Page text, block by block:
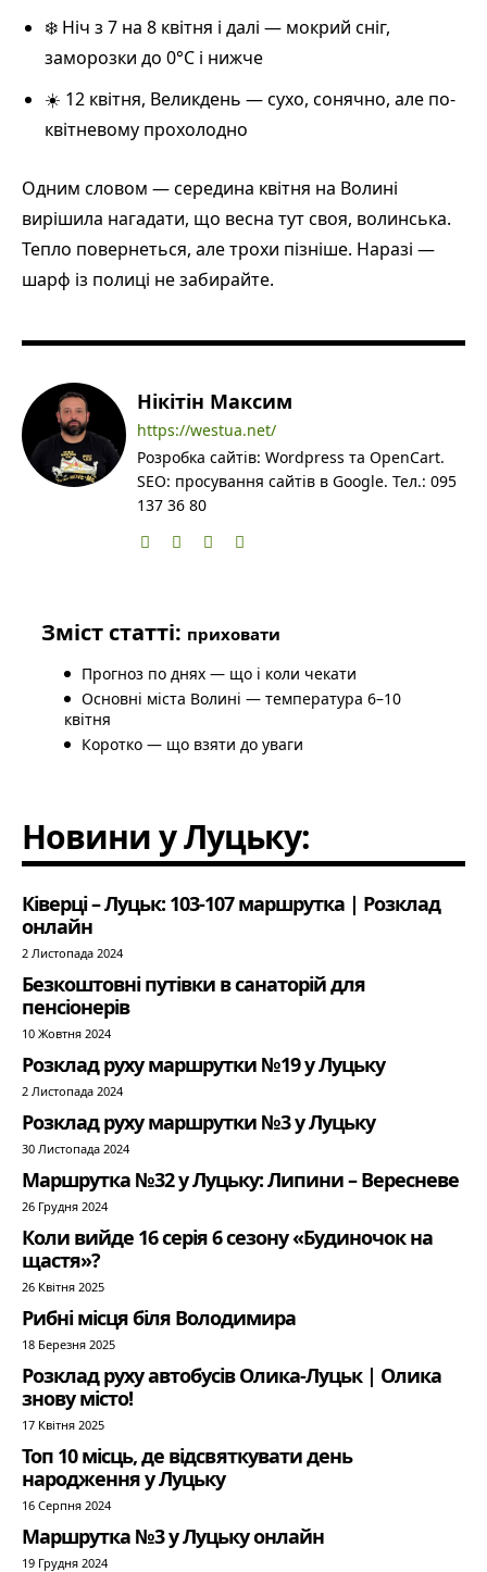
❄️ Ніч з 7 на 8 квітня і далі — мокрий сніг,
заморозки до 0°С і нижче
☀️ 12 квітня, Великдень — сухо, сонячно, але по-
квітневому прохолодно
Одним словом — середина квітня на Волині
вирішила нагадати, що весна тут своя, волинська.
Тепло повернеться, але трохи пізніше. Наразі —
шарф із полиці не забирайте.
Нікітін Максим
https://westua.net/
Розробка сайтів: Wordpress та OpenCart.
SEO: просування сайтів в Google. Тел.: 095
137 36 80
Зміст статті: приховати
Прогноз по днях — що і коли чекати
Основні міста Волині — температура 6–10
квітня
Коротко — що взяти до уваги
Новини у Луцьку:
Ківерці – Луцьк: 103-107 маршрутка | Розклад
онлайн
2 Листопада 2024
Безкоштовні путівки в санаторій для
пенсіонерів
10 Жовтня 2024
Розклад руху маршрутки №19 у Луцьку
2 Листопада 2024
Розклад руху маршрутки №3 у Луцьку
30 Листопада 2024
Маршрутка №32 у Луцьку: Липини – Вересневе
26 Грудня 2024
Коли вийде 16 серія 6 сезону «Будиночок на
щастя»?
26 Квітня 2025
Рибні місця біля Володимира
18 Березня 2025
Розклад руху автобусів Олика-Луцьк | Олика
знову місто!
17 Квітня 2025
Топ 10 місць, де відсвяткувати день
народження у Луцьку
16 Серпня 2024
Маршрутка №3 у Луцьку онлайн
19 Грудня 2024